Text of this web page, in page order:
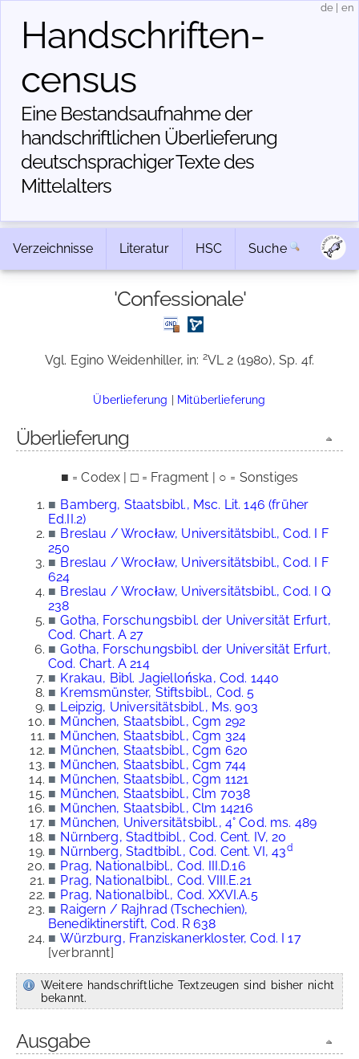
Handschriften­
census
Eine Bestandsaufnahme der
handschriftlichen Über­lieferung
deutschsprachiger Texte des
Mittelalters
de en
Verzeichnisse Literatur HSC Suche
'Confessionale'
Vgl. Egino Weidenhiller, in: 2VL 2 (1980), Sp. 4f.
Überlieferung | Mitüberlieferung
Überlieferung
■ = Codex | □ = Fragment | ○ = Sonstiges
■ Bamberg, Staatsbibl., Msc. Lit. 146 (früher
Ed.II.2)
■ Breslau / Wrocław, Universitätsbibl., Cod. I F
250
■ Breslau / Wrocław, Universitätsbibl., Cod. I F
624
■ Breslau / Wrocław, Universitätsbibl., Cod. I Q
238
■ Gotha, Forschungsbibl. der Universität Erfurt,
Cod. Chart. A 27
■ Gotha, Forschungsbibl. der Universität Erfurt,
Cod. Chart. A 214
■ Krakau, Bibl. Jagiellońska, Cod. 1440
■ Kremsmünster, Stiftsbibl., Cod. 5
■ Leipzig, Universitätsbibl., Ms. 903
■ München, Staatsbibl., Cgm 292
■ München, Staatsbibl., Cgm 324
■ München, Staatsbibl., Cgm 620
■ München, Staatsbibl., Cgm 744
■ München, Staatsbibl., Cgm 1121
■ München, Staatsbibl., Clm 7038
■ München, Staatsbibl., Clm 14216
■ München, Universitätsbibl., 4° Cod. ms. 489
■ Nürnberg, Stadtbibl., Cod. Cent. IV, 20
■ Nürnberg, Stadtbibl., Cod. Cent. VI, 43d
■ Prag, Nationalbibl., Cod. III.D.16
■ Prag, Nationalbibl., Cod. VIII.E.21
■ Prag, Nationalbibl., Cod. XXVI.A.5
■ Raigern / Rajhrad (Tschechien),
Benediktinerstift, Cod. R 638
■ Würzburg, Franziskanerkloster, Cod. I 17
[verbrannt]
Weitere handschriftliche Textzeugen sind bisher nicht
bekannt.
Ausgabe